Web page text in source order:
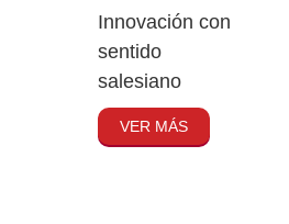
Innovación con
sentido
salesiano
VER MÁS